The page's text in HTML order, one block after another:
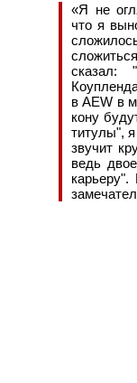
«Я не
что я
сказал:
в AEW в
кону
титулы",
звучит
ведь